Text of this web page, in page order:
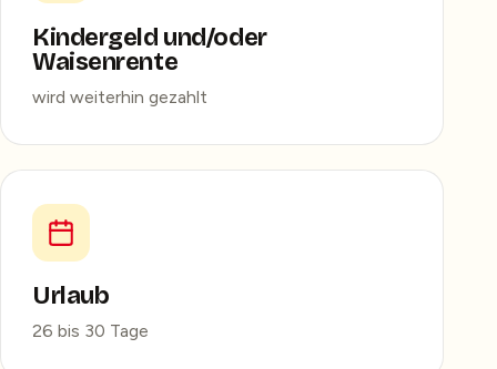
Kindergeld und/oder
Waisenrente
wird weiterhin gezahlt
Urlaub
26 bis 30 Tage